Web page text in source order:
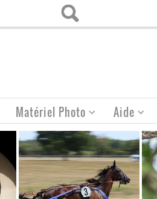
Matériel Photo Aide